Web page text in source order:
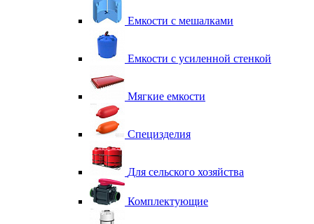
Емкости с мешалками
Емкости с усиленной стенкой
Мягкие емкости
Специзделия
Для сельского хозяйства
Комплектующие